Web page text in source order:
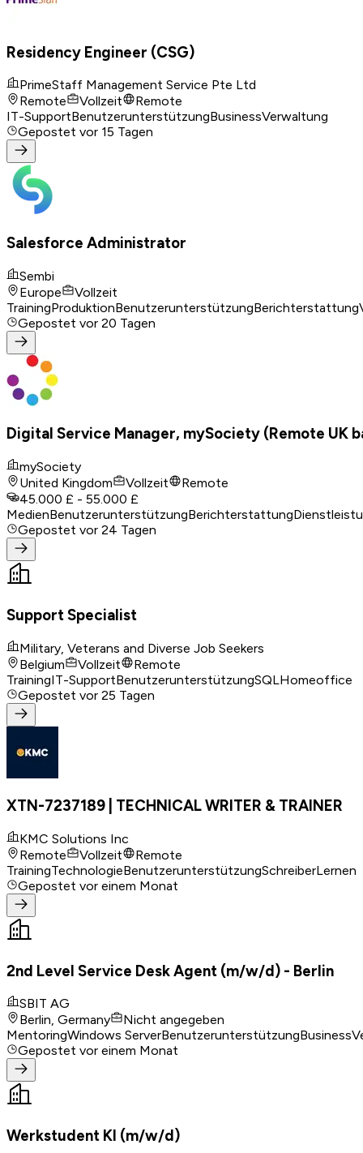
Residency Engineer (CSG)
PrimeStaff Management Service Pte Ltd
Remote
Vollzeit
Remote
IT-SupportBenutzerunterstützungBusinessVerwaltung
Gepostet vor 15 Tagen
Salesforce Administrator
Sembi
Europe
Vollzeit
TrainingProduktionBenutzerunterstützungBerichterstattung
Gepostet vor 20 Tagen
Digital Service Manager, mySociety (Remote UK
mySociety
United Kingdom
Vollzeit
Remote
45.000 £ - 55.000 £
MedienBenutzerunterstützungBerichterstattung
Gepostet vor 24 Tagen
Support Specialist
Military, Veterans and Diverse Job Seekers
Belgium
Vollzeit
Remote
TrainingIT-SupportBenutzerunterstützungSQLHomeoffice
Gepostet vor 25 Tagen
XTN-7237189 | TECHNICAL WRITER & TRAINER
KMC Solutions Inc
Remote
Vollzeit
Remote
TrainingTechnologieBenutzerunterstützungSchreiberLernen
Gepostet vor einem Monat
2nd Level Service Desk Agent (m/w/d) - Berlin
SBIT AG
Berlin, Germany
Nicht angegeben
MentoringWindows ServerBenutzerunterstützungBusiness
Gepostet vor einem Monat
Werkstudent KI (m/w/d)